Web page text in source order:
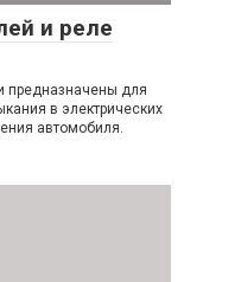
и реле
предназначены для
в электрических
автомобиля.